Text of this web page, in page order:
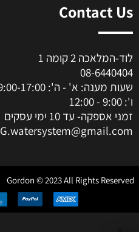
Contact Us
לוד-המלאכה 2 קומה 1
08-6440404
שעות מענה: א' - ה': 9:00-17:00
ו': 9:00 - 12:00
זמני אספקה- עד 10 ימי עסקים
G.watersystem@gmail.com
Gordon © 2023 All Rights Reserved